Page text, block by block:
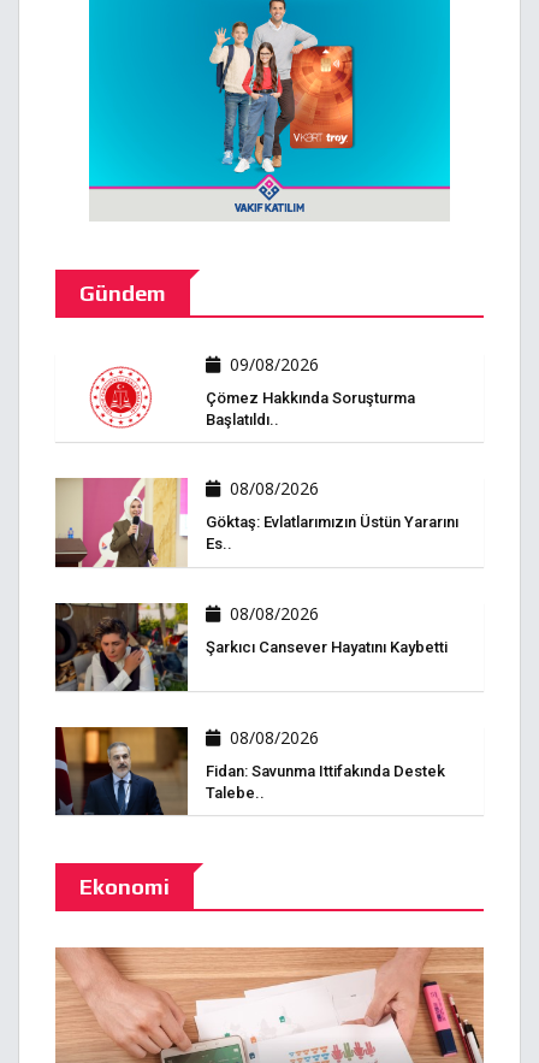
Gündem
09/08/2026
Çömez Hakkında Soruşturma
Başlatıldı..
08/08/2026
Göktaş: Evlatlarımızın Üstün Yararını
Es..
08/08/2026
Şarkıcı Cansever Hayatını Kaybetti
08/08/2026
Fidan: Savunma Ittifakında Destek
Talebe..
Ekonomi